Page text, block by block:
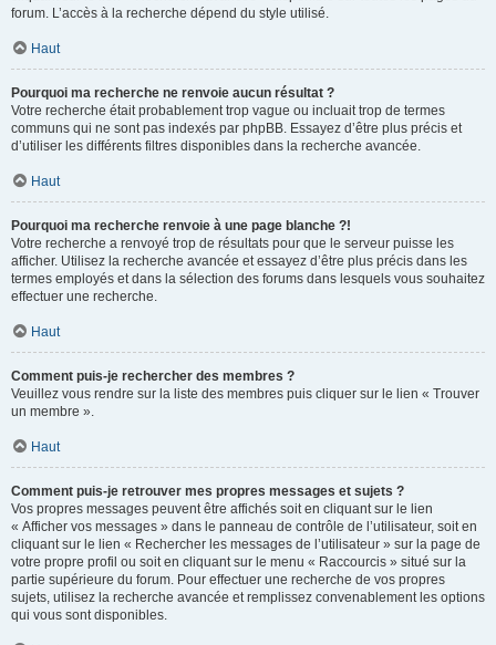
forum. L’accès à la recherche dépend du style utilisé.
Haut
Pourquoi ma recherche ne renvoie aucun résultat ?
Votre recherche était probablement trop vague ou incluait trop de termes
communs qui ne sont pas indexés par phpBB. Essayez d’être plus précis et
d’utiliser les différents filtres disponibles dans la recherche avancée.
Haut
Pourquoi ma recherche renvoie à une page blanche ?!
Votre recherche a renvoyé trop de résultats pour que le serveur puisse les
afficher. Utilisez la recherche avancée et essayez d’être plus précis dans les
termes employés et dans la sélection des forums dans lesquels vous souhaitez
effectuer une recherche.
Haut
Comment puis-je rechercher des membres ?
Veuillez vous rendre sur la liste des membres puis cliquer sur le lien « Trouver
un membre ».
Haut
Comment puis-je retrouver mes propres messages et sujets ?
Vos propres messages peuvent être affichés soit en cliquant sur le lien
« Afficher vos messages » dans le panneau de contrôle de l’utilisateur, soit en
cliquant sur le lien « Rechercher les messages de l’utilisateur » sur la page de
votre propre profil ou soit en cliquant sur le menu « Raccourcis » situé sur la
partie supérieure du forum. Pour effectuer une recherche de vos propres
sujets, utilisez la recherche avancée et remplissez convenablement les options
qui vous sont disponibles.